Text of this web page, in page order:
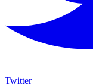
Twitter